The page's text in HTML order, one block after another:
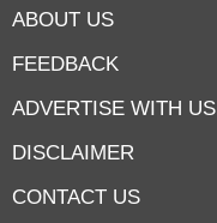
ABOUT US
FEEDBACK
ADVERTISE WITH US
DISCLAIMER
CONTACT US